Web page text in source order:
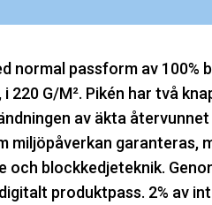
normal passform av 100%
i 220 G/M². Pikén har två
av äkta
miljöpåverkan garanteras,
och blockkedjeteknik.
produktpass. 2% av